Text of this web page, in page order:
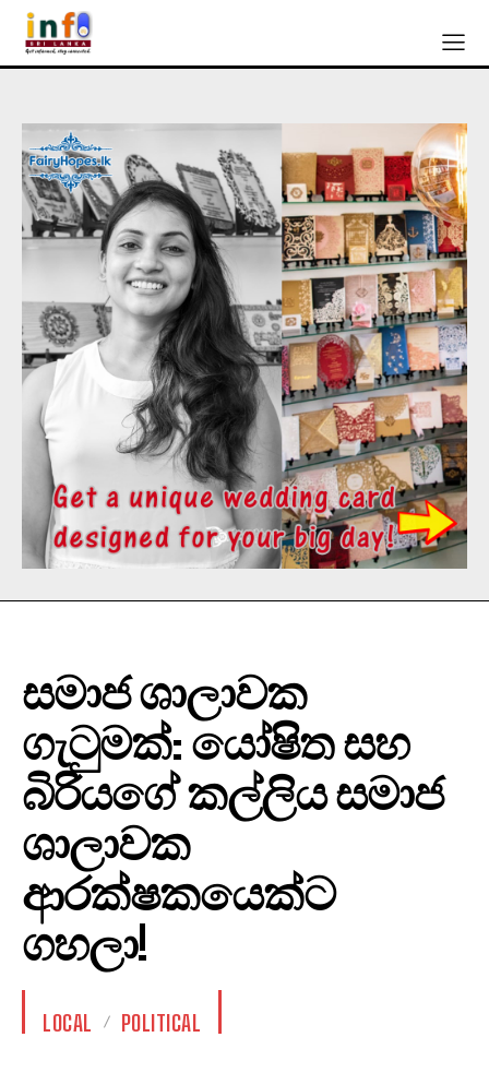
සමාජ ශාලාවක
ගැටුමක්: යෝෂිත සහ
බිරියගේ කල්ලිය සමාජ
ශාලාවක
ආරක්ෂකයෙක්ට
ගහලා!
LOCAL POLITICAL